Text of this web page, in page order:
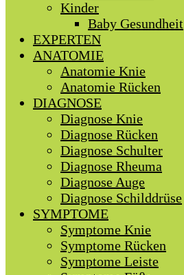
Kinder
Baby Gesundheit
EXPERTEN
ANATOMIE
Anatomie Knie
Anatomie Rücken
DIAGNOSE
Diagnose Knie
Diagnose Rücken
Diagnose Schulter
Diagnose Rheuma
Diagnose Auge
Diagnose Schilddrüse
SYMPTOME
Symptome Knie
Symptome Rücken
Symptome Leiste